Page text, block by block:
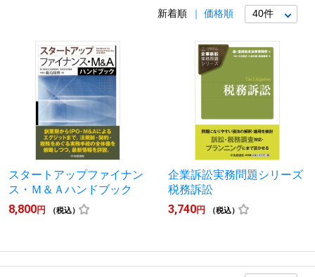
新着順 価格順
スタートアップファイナン
ス・Ｍ＆Ａハンドブック
8,800円 （税込）
企業訴訟実務問題シリーズ
税務訴訟
3,740円 （税込）